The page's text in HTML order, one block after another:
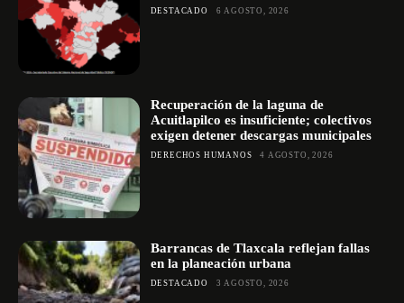
DESTACADO 6 AGOSTO, 2026
Recuperación de la laguna de
Acuitlapilco es insuficiente; colectivos
exigen detener descargas municipales
DERECHOS HUMANOS 4 AGOSTO, 2026
Barrancas de Tlaxcala reflejan fallas
en la planeación urbana
DESTACADO 3 AGOSTO, 2026